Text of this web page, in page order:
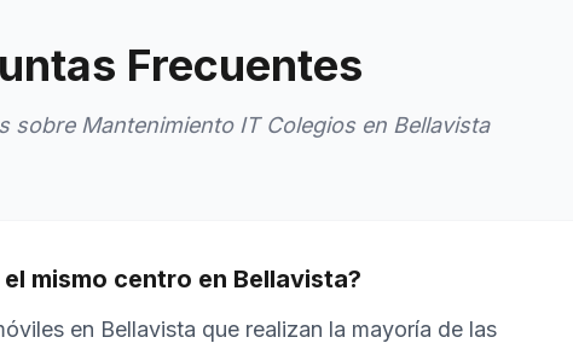
Frecuentes
sobre Mantenimiento IT Colegios en Bellavista
mismo centro en Bellavista?
en Bellavista que realizan la mayoría de las